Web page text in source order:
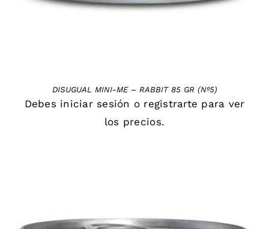
DISUGUAL MINI-ME – RABBIT 85 GR (Nº5)
Debes iniciar sesión o registrarte para ver
los precios.